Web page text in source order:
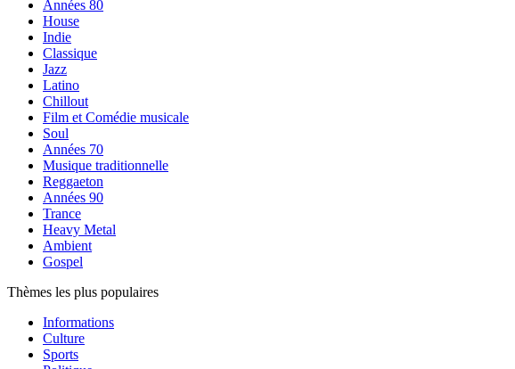
Années 80
House
Indie
Classique
Jazz
Latino
Chillout
Film et Comédie musicale
Soul
Années 70
Musique traditionnelle
Reggaeton
Années 90
Trance
Heavy Metal
Ambient
Gospel
Thèmes les plus populaires
Informations
Culture
Sports